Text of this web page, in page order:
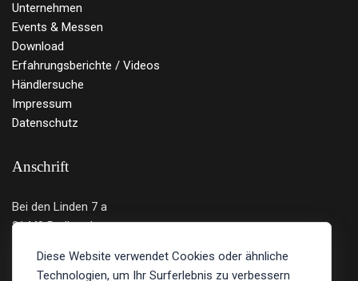
Unternehmen
Events & Messen
Download
Erfahrungsberichte / Videos
Händlersuche
Impressum
Datenschutz
Anschrift
Bei den Linden 7 a
21449 Radbruch
Diese Website verwendet Cookies oder ähnliche
Technologien, um Ihr Surferlebnis zu verbessern